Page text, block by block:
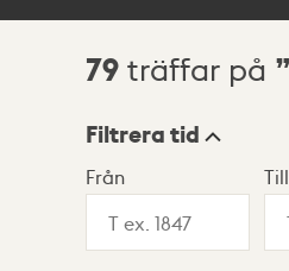
Sökresultat
79 träffar på
Visningsläge
Filtrera tid
Från Till